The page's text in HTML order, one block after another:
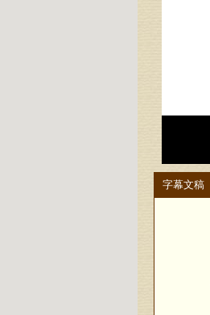
字幕文稿